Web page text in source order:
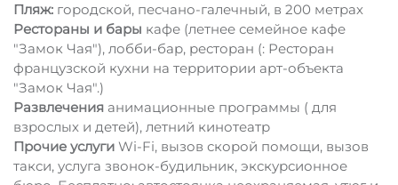
Пляж: городской, песчано-галечный, в 200 метрах
Рестораны и бары кафе (летнее семейное кафе
"Замок Чая"), лобби-бар, ресторан (: Ресторан
французской кухни на территории арт-объекта
"Замок Чая".)
Развлечения анимационные программы ( для
взрослых и детей), летний кинотеатр
Прочие услуги Wi-Fi, вызов скорой помощи, вызов
такси, услуга звонок-будильник, экскурсионное